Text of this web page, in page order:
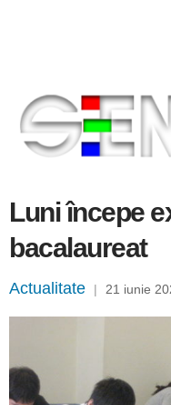
Luni începe
bacalaureat
Actualitate | 21 iunie